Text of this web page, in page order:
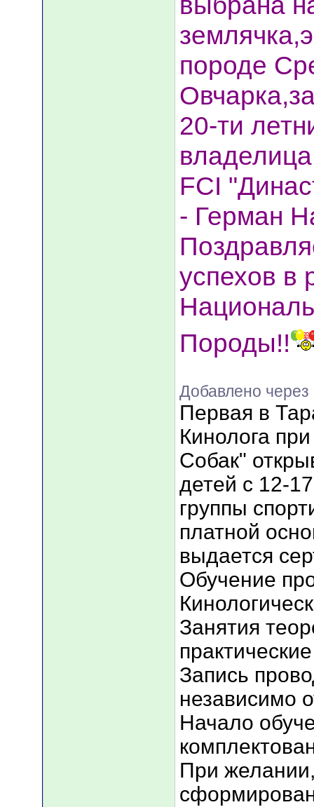
породе
20-ти
FCI
- Герман
успехов в
Породы!!
Добавлено
Первая в
Кинолога
Собак"
детей с 12-
группы
платной
выдается
Обучение
Занятия
практические
Запись
независимо
Начало
При